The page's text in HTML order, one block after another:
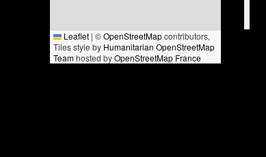
Leaflet | ©OpenStreetMapcontributors,
Tiles style by Humanitarian OpenStreetMap
Teamhosted byOpenStreetMap France